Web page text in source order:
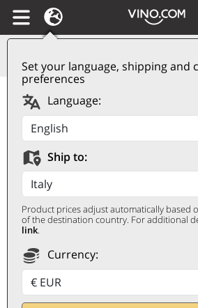
Set your language, shipping and
preferences
Language:
Ship to:
Product prices adjust automatically based
of the destination country. For additional
link.
Currency:
Vino Spumante di
Qualità Metodo
Classico Extra
Cuvée Zero 2022
Cascina Chicco
CASCINA CHICCO
0,75 ℓ